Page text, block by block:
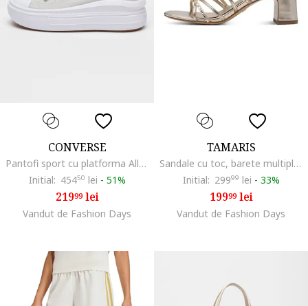
CONVERSE
Pantofi sport cu platforma All Star Move, Gri deschis
Initial: 45450 lei - 51%
21999lei
Vandut de Fashion Days
TAMARIS
Sandale cu toc, barete multiple si aplicatii decorative, Auriu/Bej deschis
Initial: 29999 lei - 33%
19999lei
Vandut de Fashion Days